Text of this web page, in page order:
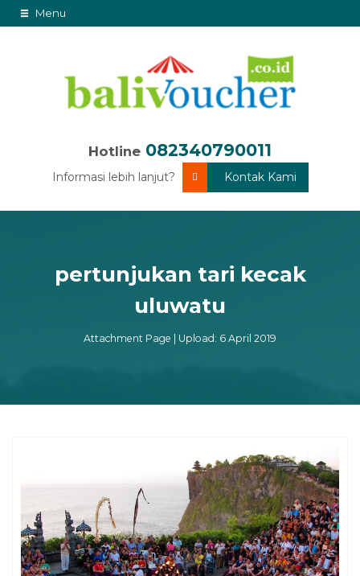
Menu
Hotline 082340790011
Informasi lebih lanjut? Kontak Kami
pertunjukan tari kecak
uluwatu
Attachment Page | Upload: 6 April 2019